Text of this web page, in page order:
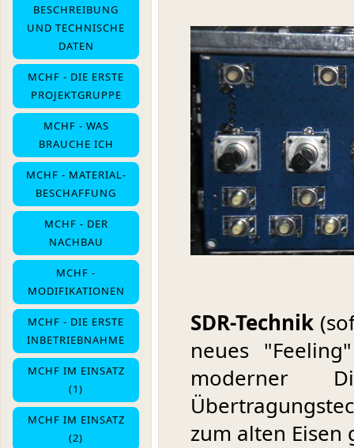
SDR-Technik
neues
moderner
zum alten Eisen
BESCHREIBUNG
UND TECHNISCHE
DATEN
MCHF - DIE ERSTE
PROJEKTGRUPPE
MCHF - WAS
BRAUCHE ICH
MCHF - MATERIAL-
BESCHAFFUNG
MCHF - DER
NACHBAU
MCHF -
MODIFIKATIONEN
MCHF - DIE ERSTE
INBETRIEBNAHME
MCHF IM EINSATZ
(1)
MCHF IM EINSATZ
(2)